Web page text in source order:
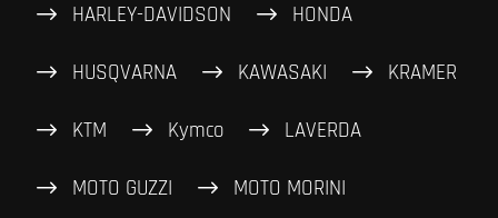
HARLEY-DAVIDSON HONDA
HUSQVARNA KAWASAKI KRAMER
KTM Kymco LAVERDA
MOTO GUZZI MOTO MORINI